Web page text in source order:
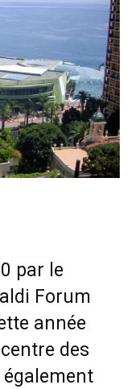
par le
Forum
année
des